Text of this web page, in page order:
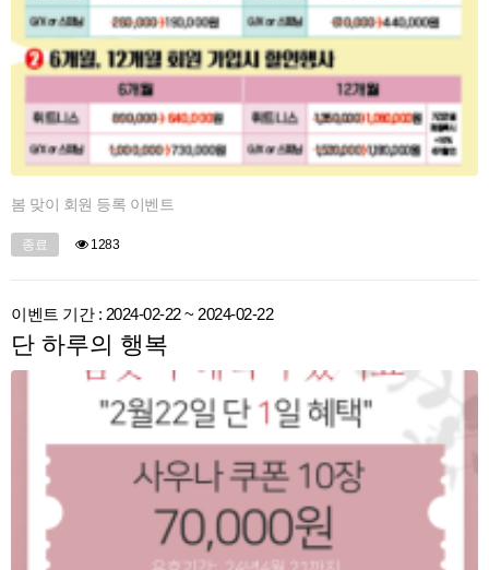
봄 맞이 회원 등록 이벤트
종료 1283
이벤트 기간 : 2024-02-22 ~ 2024-02-22
단 하루의 행복